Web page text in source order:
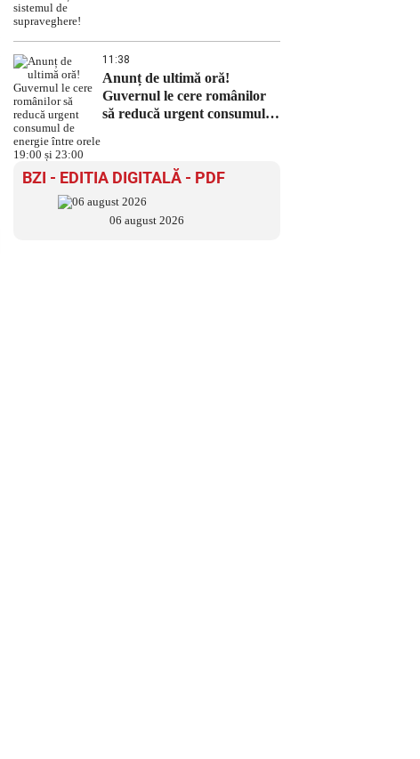
11:38
Anunț de ultimă oră!
Guvernul le cere românilor
să reducă urgent consumul
BZI - EDITIA DIGITALĂ - PDF
06 august 2026